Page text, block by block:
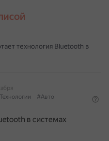
технология Bluetooth в
#Авто
в системах